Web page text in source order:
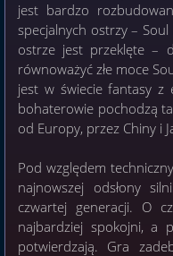
jest bardzo
specjalnych ostrzy –
ostrze jest przeklęte –
równoważyć złe moce
jest w świecie fantasy z
bohaterowie pochodzą
od Europy, przez Chiny i
Pod względem
najnowszej odsłony
czwartej generacji. O
najbardziej spokojni, a
potwierdzają. Gra